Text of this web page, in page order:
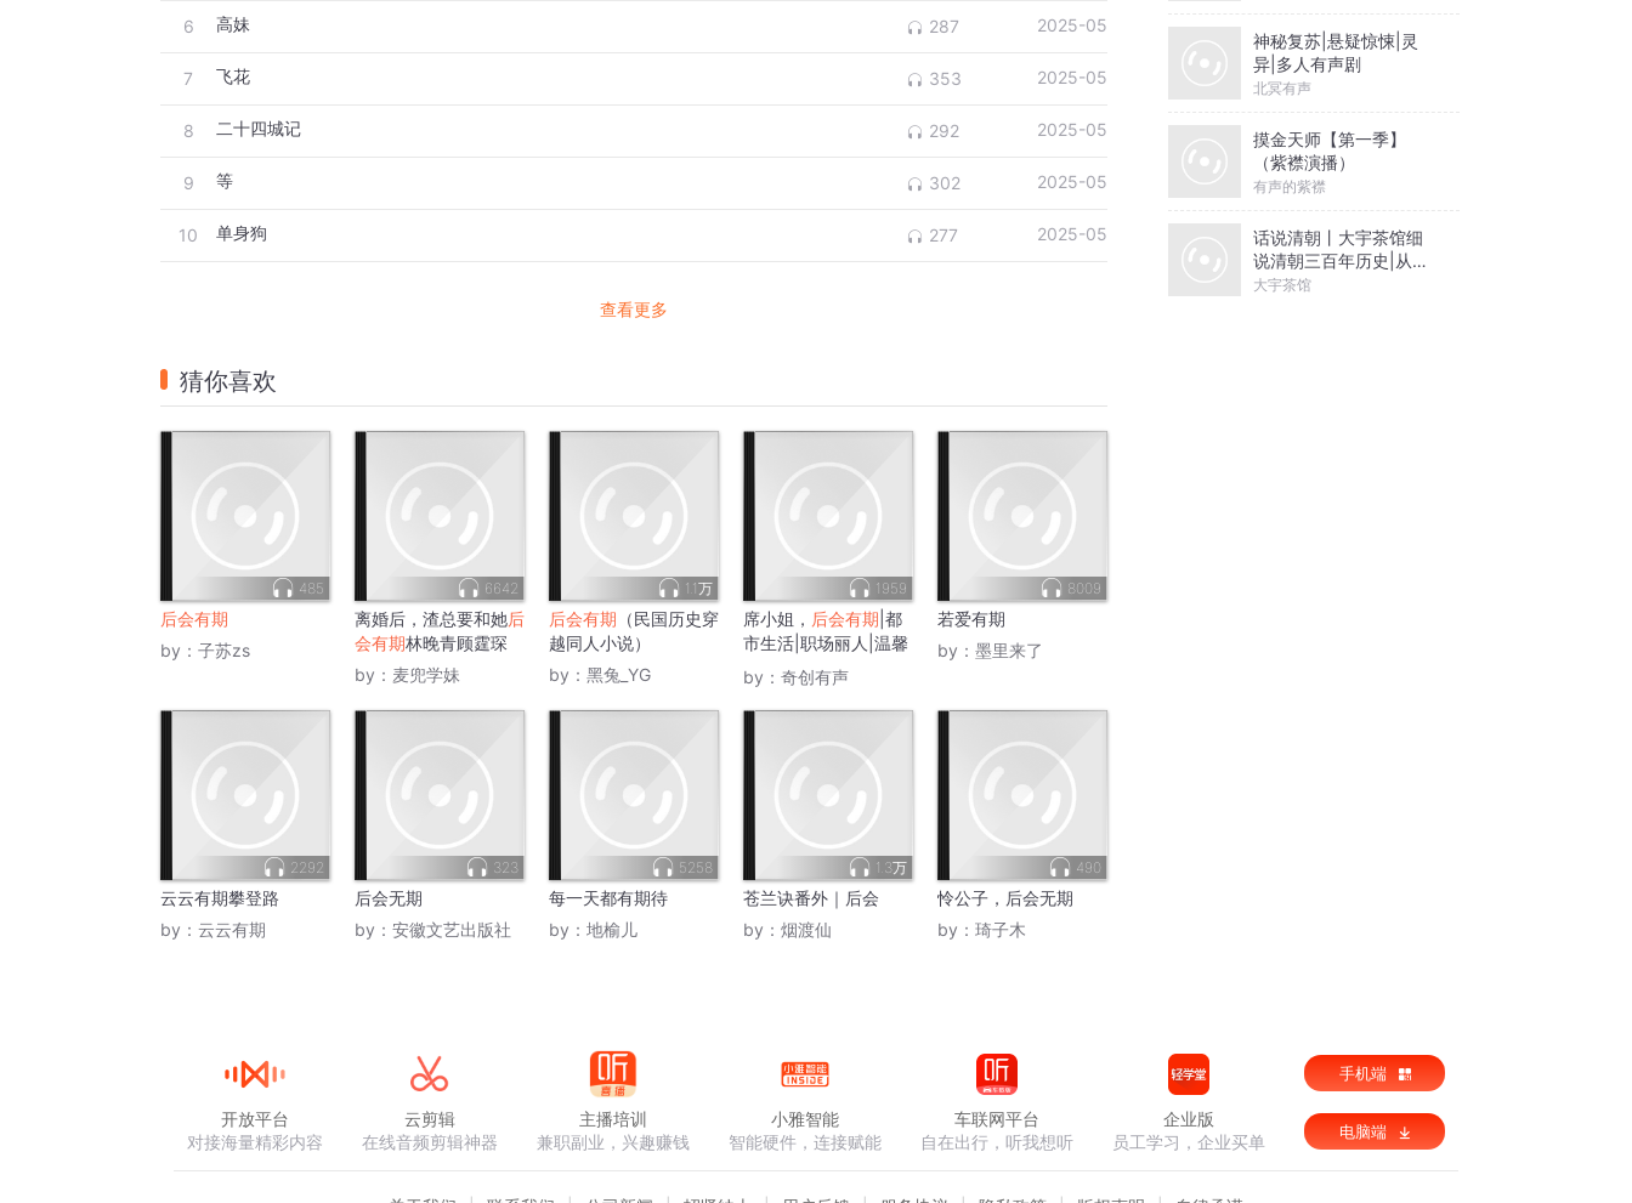
6 高妹 287 2025-05
7 飞花 353 2025-05
8 二十四城记 292 2025-05
9 等 302 2025-05
10 单身狗 277 2025-05
查看更多
猜你喜欢
485
后会有期
by： 子苏zs
6642
离婚后，渣总要和她后
会有期林晚青顾霆琛
by： 麦兜学妹
1.1万
后会有期 （民国历史穿
越同人小说）
by： 黑兔_YG
1959
席小姐， 后会有期 |都
市生活|职场丽人|温馨
日常
by： 奇创有声
8009
若爱有期
by： 墨里来了
2292
云云有期攀登路
by： 云云有期
323
后会无期
by： 安徽文艺出版社
5258
每一天都有期待
by： 地榆儿
1.3万
苍兰诀番外｜后会
by： 烟渡仙
490
怜公子，后会无期
by： 琦子木
神秘复苏|悬疑惊悚|灵
异|多人有声剧
北冥有声
摸金天师【第一季】
（紫襟演播）
有声的紫襟
话说清朝丨大宇茶馆细
说清朝三百年历史|从努
尔哈赤到末代皇帝溥仪|
大宇茶馆
开放平台
对接海量精彩内容
云剪辑
在线音频剪辑神器
主播培训
兼职副业，兴趣赚钱
小雅智能
智能硬件，连接赋能
车联网平台
自在出行，听我想听
企业版
员工学习，企业买单
手机端
电脑端